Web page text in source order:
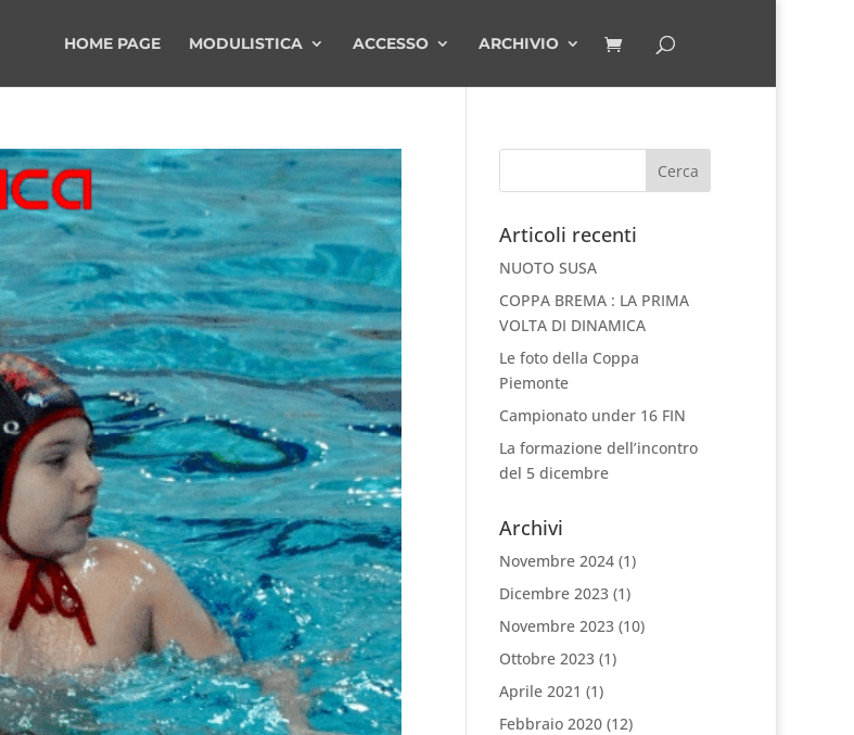
HOME PAGE MODULISTICA ACCESSO ARCHIVIO
Articoli recenti
NUOTO SUSA
COPPA BREMA : LA PRIMA
VOLTA DI DINAMICA
Le foto della Coppa
Piemonte
Campionato under 16 FIN
La formazione dell’incontro
del 5 dicembre
Archivi
Novembre 2024(1)
Dicembre 2023(1)
Novembre 2023(10)
Ottobre 2023(1)
Aprile 2021 (1)
Febbraio 2020(12)